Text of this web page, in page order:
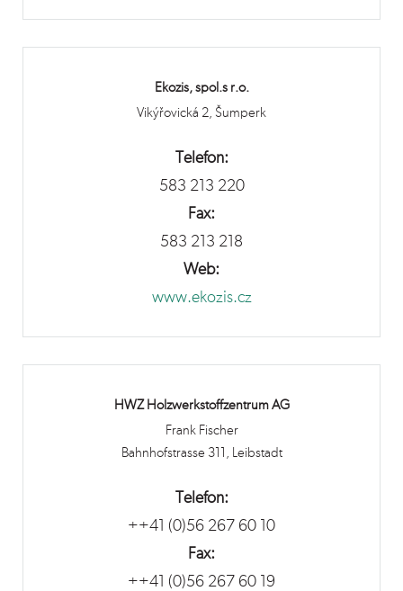
Ekozis, spol.s r.o.
Vikýřovická 2, Šumperk
Telefon:
583 213 220
Fax:
583 213 218
Web:
www.ekozis.cz
HWZ Holzwerkstoffzentrum AG
Frank Fischer
Bahnhofstrasse 311, Leibstadt
Telefon:
++41 (0)56 267 60 10
Fax:
++41 (0)56 267 60 19